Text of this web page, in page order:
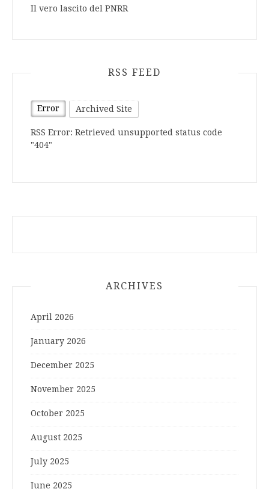
Il vero lascito del PNRR
RSS FEED
Error Archived Site
RSS Error: Retrieved unsupported status code
"404"
ARCHIVES
April 2026
January 2026
December 2025
November 2025
October 2025
August 2025
July 2025
June 2025